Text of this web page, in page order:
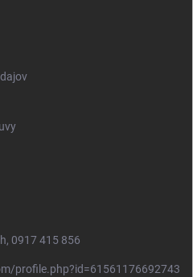
0917 415 856
profile.php?id=61561176692743